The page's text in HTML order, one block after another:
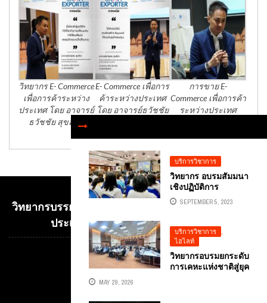
บริการวิชาการ
วิทยากร อบรมสัมมนา
เชิงปฏิบัติการ
”นวัตกรรมทางการ
ตลาดด้วยนวัตกรยุค
บริหารธุรกิจ
มหาวิทยาลัย
เทคโนโลยีราชมงคล
พระนคร
SEPTEMBER 5, 2023
บริการวิชาการ
,
ไฮไลท์
วิทยากรอบรมยกระดับ
การเคหะแห่งชาติสู่ยุค
MAY 29, 2026
วิทยากร E- Commerce
เพื่อการค้าระหว่าง
ประเทศ โดย อาจารย์
ธวัชชัย สุขสีดา
E- Commerce เพื่อการ
ค้าระหว่างประเทศ
โดย อาจารย์ธวัชชัย
การขาย E-
Commerce เพื่อการค้า
ระหว่างประเทศ
วิทยากรบรรยาย E-COMMERCE เพื่อการค้าระหว่าง
ประเทศ อ.ดร.ต้นรัก ธวัชชัย สุขสีดา